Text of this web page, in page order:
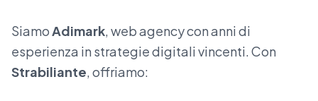
SiamoAdimark, web agency con anni di
esperienza in strategie digitali vincenti. Con
Strabiliante, offriamo: